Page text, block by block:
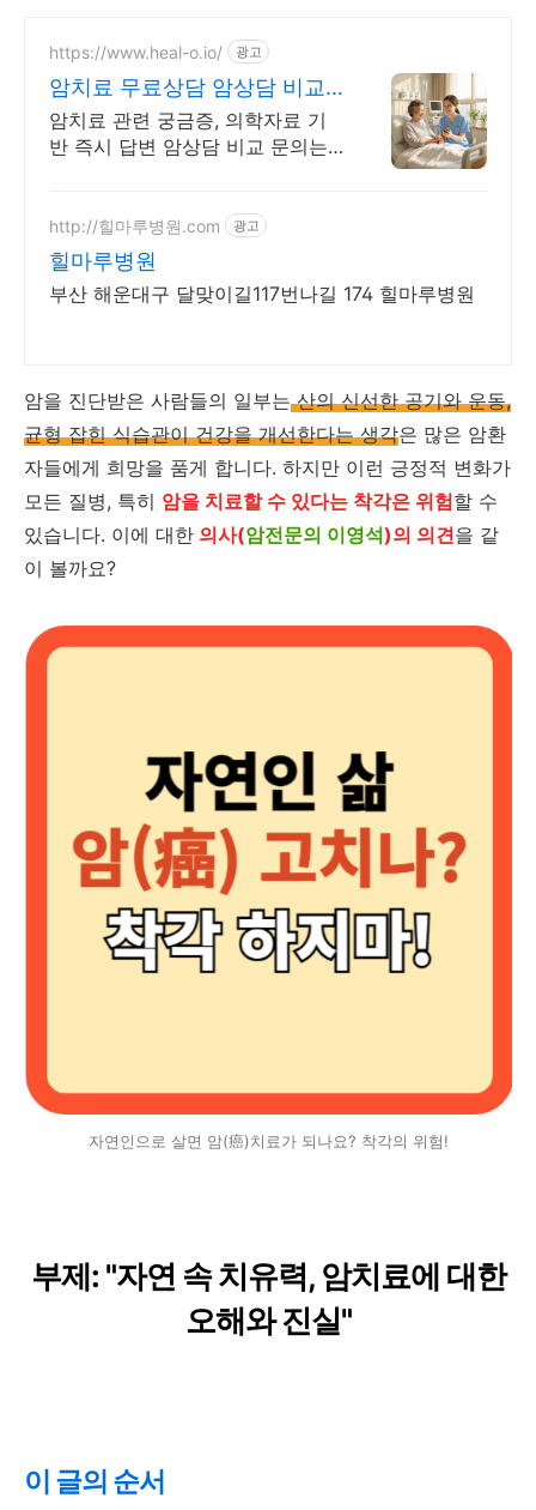
https://www.heal-o.io/ 광고
암치료 무료상담 암상담 비교
문의는 힐오에서
암치료 관련 궁금증, 의학자료 기
반 즉시 답변 암상담 비교 문의는
http://힐마루병원.com 광고
힐마루병원
부산 해운대구 달맞이길117번나길 174 힐마루병원
암을 진단받은 사람들의 일부는산의 신선한 공기와 운동,
균형 잡힌 식습관이 건강을 개선한다는 생각은 많은 암환
자들에게 희망을 품게 합니다. 하지만 이런 긍정적 변화가
모든 질병, 특히 암을 치료할 수 있다는 착각은 위험할 수
있습니다. 이에 대한 의사(암전문의 이영석)의 의견을 같
이 볼까요?
자연인으로 살면 암(癌)치료가 되나요? 착각의 위험!
부제: "자연 속 치유력, 암치료에 대한
오해와 진실"
이 글의 순서